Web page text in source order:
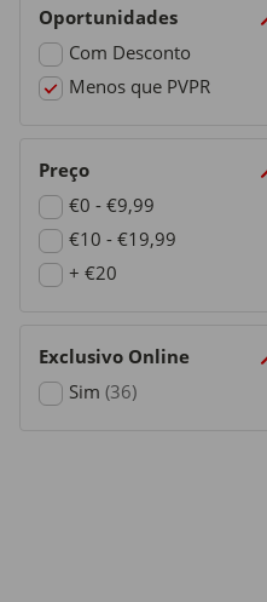
Oportunidades
Com Desconto
Refine by Oportunidades:
Menos que PVPR
selected Currently
Preço
€0 - €9,99
Refine by Preço: €0 - €9,99
€10 - €19,99
Refine by Preço: €10 -
+ €20
Exclusivo Online
Sim (36)